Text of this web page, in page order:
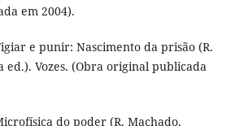
em 2004).
e punir: Nascimento da prisão (R.
ed.). Vozes. (Obra original publicada
do poder (R. Machado,